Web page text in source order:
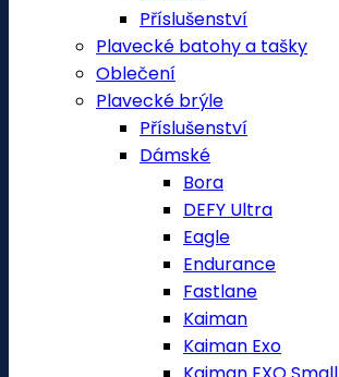
Příslušenství
Plavecké batohy a tašky
Oblečení
Plavecké brýle
Příslušenství
Dámské
Bora
DEFY Ultra
Eagle
Endurance
Fastlane
Kaiman
Kaiman Exo